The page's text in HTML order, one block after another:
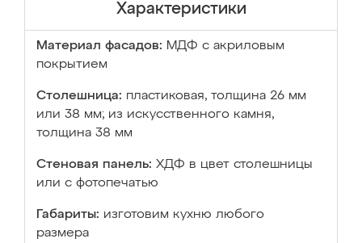
Характеристики
Материал фасадов: МДФ с акриловым
покрытием
Столешница: пластиковая, толщина 26 мм
или 38 мм; из искусственного камня,
толщина 38 мм
Стеновая панель: ХДФ в цвет столешницы
или с фотопечатью
Габариты: изготовим кухню любого
размера